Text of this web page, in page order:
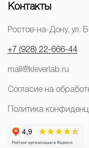
Контакты
Ростов-на-Дону, ул.
+7 (928) 22-666-44
mail@kleverlab.ru
Согласие на
Политика